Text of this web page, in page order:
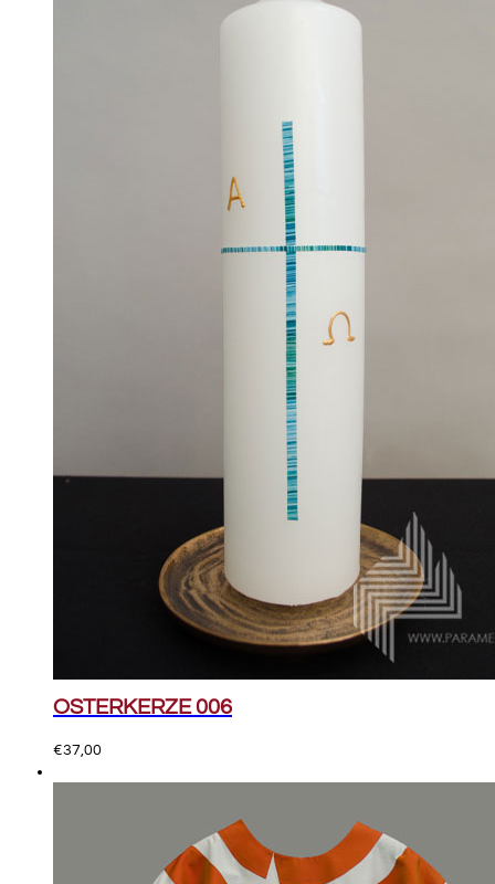
OSTERKERZE 006
€37,00